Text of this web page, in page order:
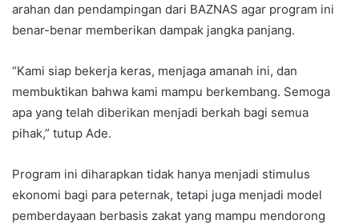
arahan dan pendampingan dari BAZNAS agar program ini
benar-benar memberikan dampak jangka panjang.
“Kami siap bekerja keras, menjaga amanah ini, dan
membuktikan bahwa kami mampu berkembang. Semoga
apa yang telah diberikan menjadi berkah bagi semua
pihak,” tutup Ade.
Program ini diharapkan tidak hanya menjadi stimulus
ekonomi bagi para peternak, tetapi juga menjadi model
pemberdayaan berbasis zakat yang mampu mendorong